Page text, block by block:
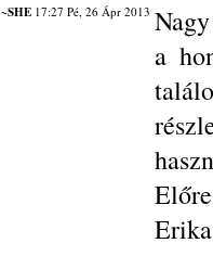
~SHE17:27 Pé, 26 Ápr 2013
a
Erika